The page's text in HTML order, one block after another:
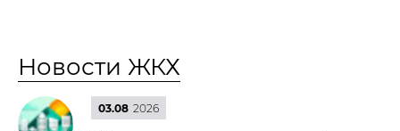
Новости ЖКХ
03.08 2026